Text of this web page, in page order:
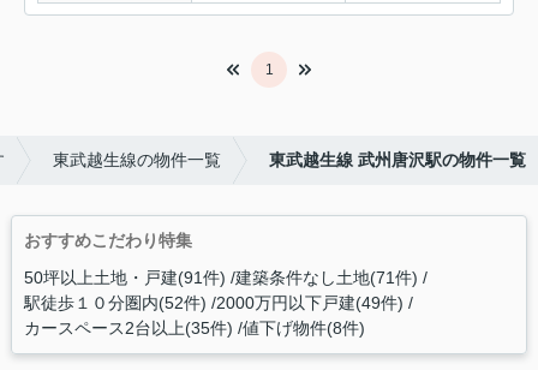
1
東武越生線の物件一覧 東武越生線 武州唐沢駅の物件一覧
おすすめこだわり特集
50坪以上土地・戸建(91件) 建築条件なし土地(71件)
駅徒歩１０分圏内(52件) 2000万円以下戸建(49件)
カースペース2台以上(35件) 値下げ物件(8件)